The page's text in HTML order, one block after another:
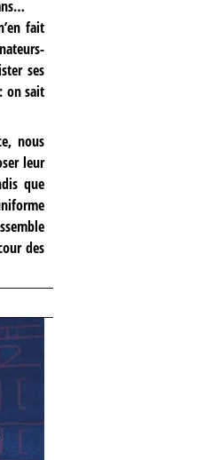
fait
ses
on sait
nous
leur
que
des